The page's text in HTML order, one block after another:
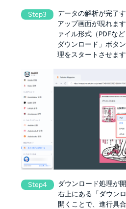
Step3
データの解析が完了
アップ画面が現れま
ァイル形式（PDFな
ダウンロード」ボタ
理をスタートさせます
Step4
ダウンロード処理が
右上にある「ダウン
開くことで、進行具